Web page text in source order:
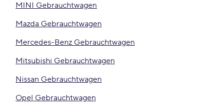
MINI Gebrauchtwagen
Mazda Gebrauchtwagen
Mercedes-Benz Gebrauchtwagen
Mitsubishi Gebrauchtwagen
Nissan Gebrauchtwagen
Opel Gebrauchtwagen